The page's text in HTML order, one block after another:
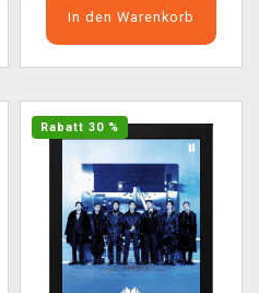
In den Warenkorb
Rabatt 30 %